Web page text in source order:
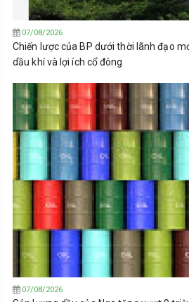
07/08/2026
Chiến lược của BP dưới thời lãnh đạo
dầu khí và lợi ích cổ đông
07/08/2026